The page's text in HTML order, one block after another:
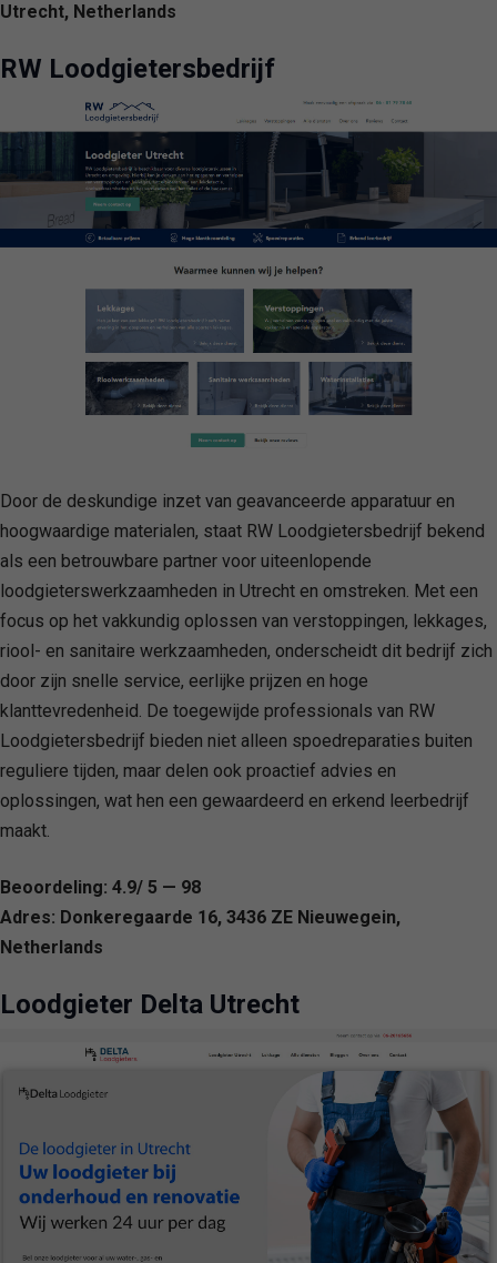
Utrecht, Netherlands
RW Loodgietersbedrijf
Door de deskundige inzet van geavanceerde apparatuur en
hoogwaardige materialen, staat RW Loodgietersbedrijf bekend
als een betrouwbare partner voor uiteenlopende
loodgieterswerkzaamheden in Utrecht en omstreken. Met een
focus op het vakkundig oplossen van verstoppingen, lekkages,
riool- en sanitaire werkzaamheden, onderscheidt dit bedrijf zich
door zijn snelle service, eerlijke prijzen en hoge
klanttevredenheid. De toegewijde professionals van RW
Loodgietersbedrijf bieden niet alleen spoedreparaties buiten
reguliere tijden, maar delen ook proactief advies en
oplossingen, wat hen een gewaardeerd en erkend leerbedrijf
maakt.
Beoordeling: 4.9/ 5 — 98
Adres: Donkeregaarde 16, 3436 ZE Nieuwegein,
Netherlands
Loodgieter Delta Utrecht